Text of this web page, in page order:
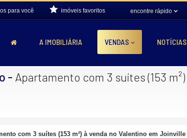
para você encontre rápido
imóveis favoritos
A IMOBILIÁRIA VENDAS NOTÍCIAS
- Apartamento com 3 suítes (153
com 3 suítes (153 m²) à venda no Valentino em Joinville